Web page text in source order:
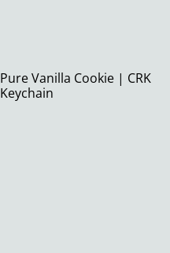
Pure Vanilla Cookie | CRK
Keychain